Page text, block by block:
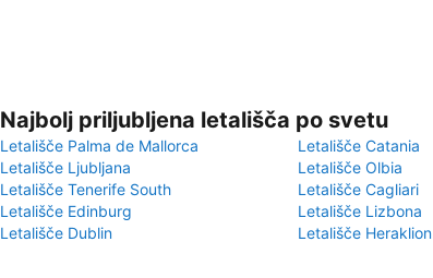
Najbolj priljubljena letališča po svetu
Letališče Palma de Mallorca
Letališče Catania
Letališče Ljubljana
Letališče Olbia
Letališče Tenerife South
Letališče Cagliari
Letališče Edinburg
Letališče Lizbona
Letališče Dublin
Letališče Heraklion